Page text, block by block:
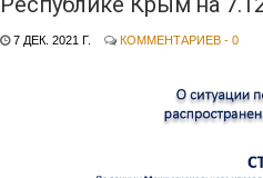
7 ДЕК. 2021 Г. КОММЕНТАРИЕВ - 0